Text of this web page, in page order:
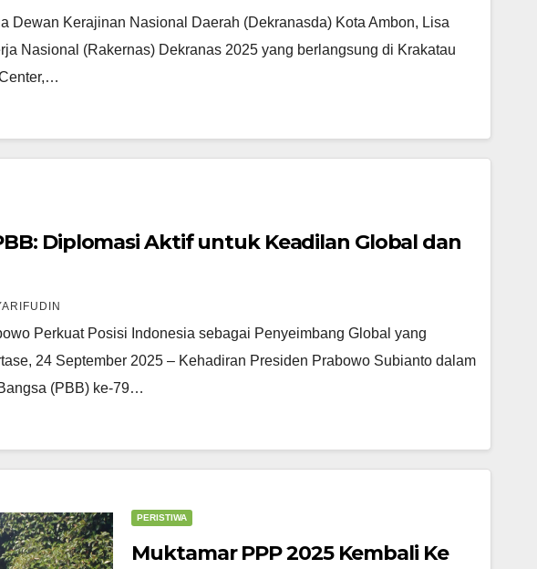
Dewan Kerajinan Nasional Daerah (Dekranasda) Kota Ambon, Lisa
Nasional (Rakernas) Dekranas 2025 yang berlangsung di Krakatau
Diplomasi Aktif untuk Keadilan Global dan
Perkuat Posisi Indonesia sebagai Penyeimbang Global yang
24 September 2025 – Kehadiran Presiden Prabowo Subianto dalam
(PBB) ke-79…
PERISTIWA
Muktamar PPP 2025 Kembali Ke